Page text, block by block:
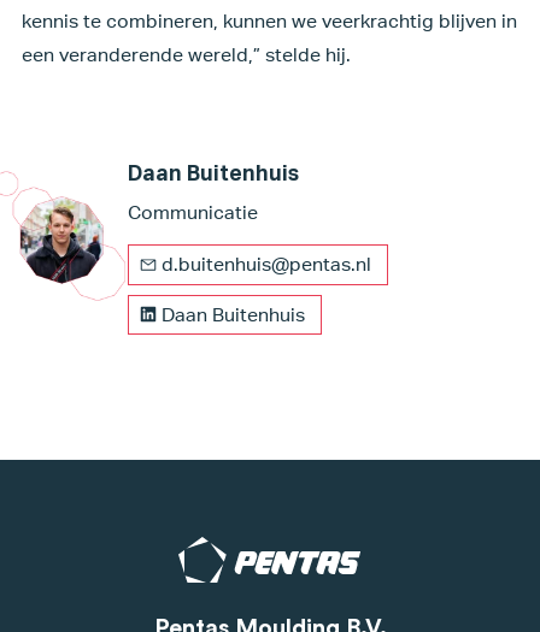
kennis te combineren, kunnen we veerkrachtig blijven in
een veranderende wereld,” stelde hij.
Daan Buitenhuis
Communicatie
d.buitenhuis@pentas.nl
Daan Buitenhuis